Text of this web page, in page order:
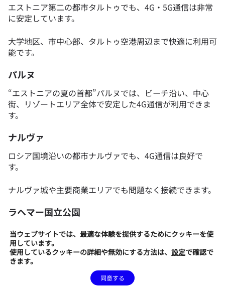
エストニア第二の都市タルトゥでも、4G・5G通信は非常
に安定しています。
大学地区、市中心部、タルトゥ空港周辺まで快適に利用可
能です。
パルヌ
“エストニアの夏の首都”パルヌでは、ビーチ沿い、中心
街、リゾートエリア全体で安定した4G通信が利用できま
す。
ナルヴァ
ロシア国境沿いの都市ナルヴァでも、4G通信は良好で
す。
ナルヴァ城や主要商業エリアでも問題なく接続できます。
ラヘマー国立公園
Palmse、Käsmu、Altja、Võsuなど主要村落エリアでは
4G通信が利用可能です。
一方、湿原トレイルや森林内部では電波が弱くなる場合が
当ウェブサイトでは、最適な体験を提供するためにクッキーを使
用しています。
使用しているクッキーの詳細や無効にする方法は、 設定で確認で
きます。
同意する